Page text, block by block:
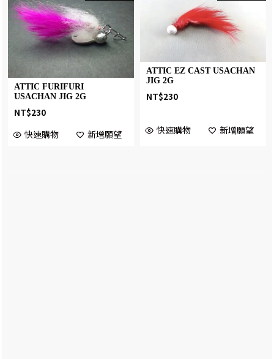
ATTIC FURIFURI
USACHAN JIG 2G
NT$230
快速購物
新增願望
ATTIC EZ CAST USACHAN
JIG 2G
NT$230
快速購物 新增願望